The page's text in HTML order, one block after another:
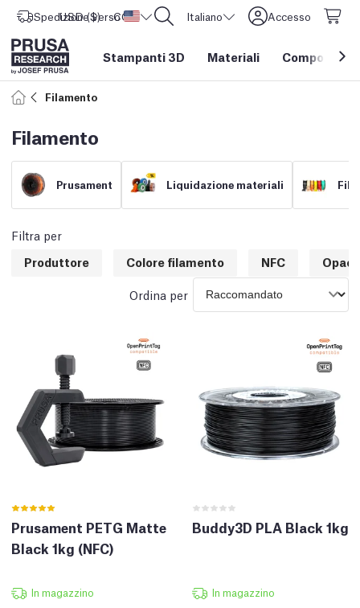
Spedizione verso Stati Uniti d'America
USD ($) CORE One L: Ora disponibile! Italiano Accesso
Stampanti 3D Materiali Componenti
Filamento
Filamento
Prusament Liquidazione materiali
Filtra per
Produttore
Colore filamento NFC
Ordina per
Prusament PETG Matte
Black 1kg (NFC)
In magazzino
Buddy3D PLA Black 1kg
In magazzino